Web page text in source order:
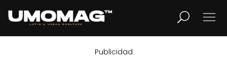
LIFESTYLE
Publicidad